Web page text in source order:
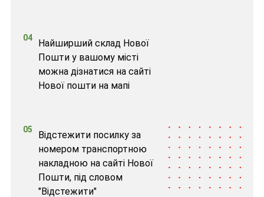
04
Найширший склад Нової
Пошти у вашому місті
можна дізнатися на сайті
Нової пошти на мапі
05
Відстежити посилку за
номером транспортною
накладною на сайті Нової
Пошти, під словом
"Відстежити"